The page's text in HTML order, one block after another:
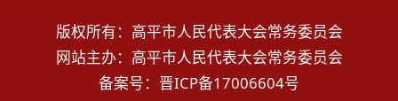
版权所有：高平市人民代表大会常务委员会
网站主办：高平市人民代表大会常务委员会
备案号： 晋ICP备17006604号